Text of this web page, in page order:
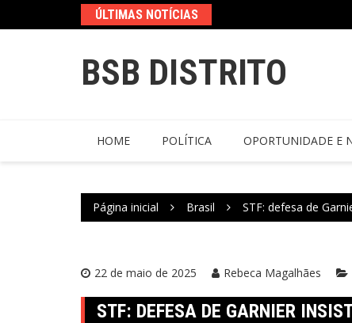
ÚLTIMAS NOTÍCIAS
BSB DISTRITO
HOME POLÍTICA OPORTUNIDADE E
Página inicial Brasil STF: defesa de
22 de maio de 2025 Rebeca Magalhães
STF: DEFESA DE GARNIER